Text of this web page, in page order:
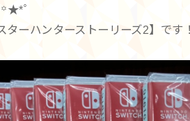
ﾟ
ーハンターストーリーズ2】です